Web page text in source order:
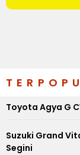
Toyota Agya G
Suzuki Grand
Segini